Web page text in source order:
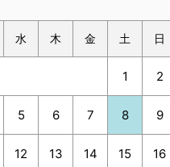
水 木 金 土 日
1 2
5 6 7 8 9
12 13 14 15 16